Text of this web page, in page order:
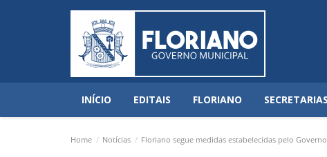
INÍCIO EDITAIS FLORIANO
Home Notícias Floriano segue medidas estabelecidas pelo